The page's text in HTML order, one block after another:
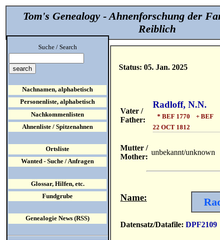
Tom's Genealogy - Ahnenforschung der
Reiblich
Status: 05. Jan. 2025
Vater /
Father:
Radloff, N.N.
* BEF 1770 + BEF
22 OCT 1812
Mutter /
Mother:
unbekannt/unknown
Name:
Datensatz/Datafile: DPF2109
Suche / Search
Nachnamen, alphabetisch
Personenliste, alphabetisch
Nachkommenlisten
Ahnenliste / Spitzenahnen
Ortsliste
Wanted - Suche / Anfragen
Glossar, Hilfen, etc.
Fundgrube
Genealogie News (RSS)